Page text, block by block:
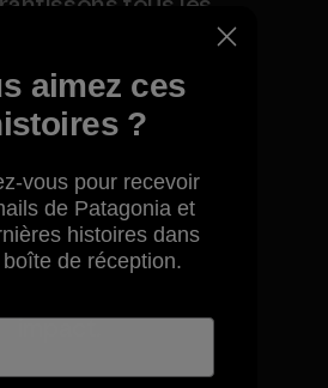
la Garantie Ironclad
assumons la
impact.
aimez ces
?
vous pour recevoir
de Patagonia et
histoires dans
de réception.